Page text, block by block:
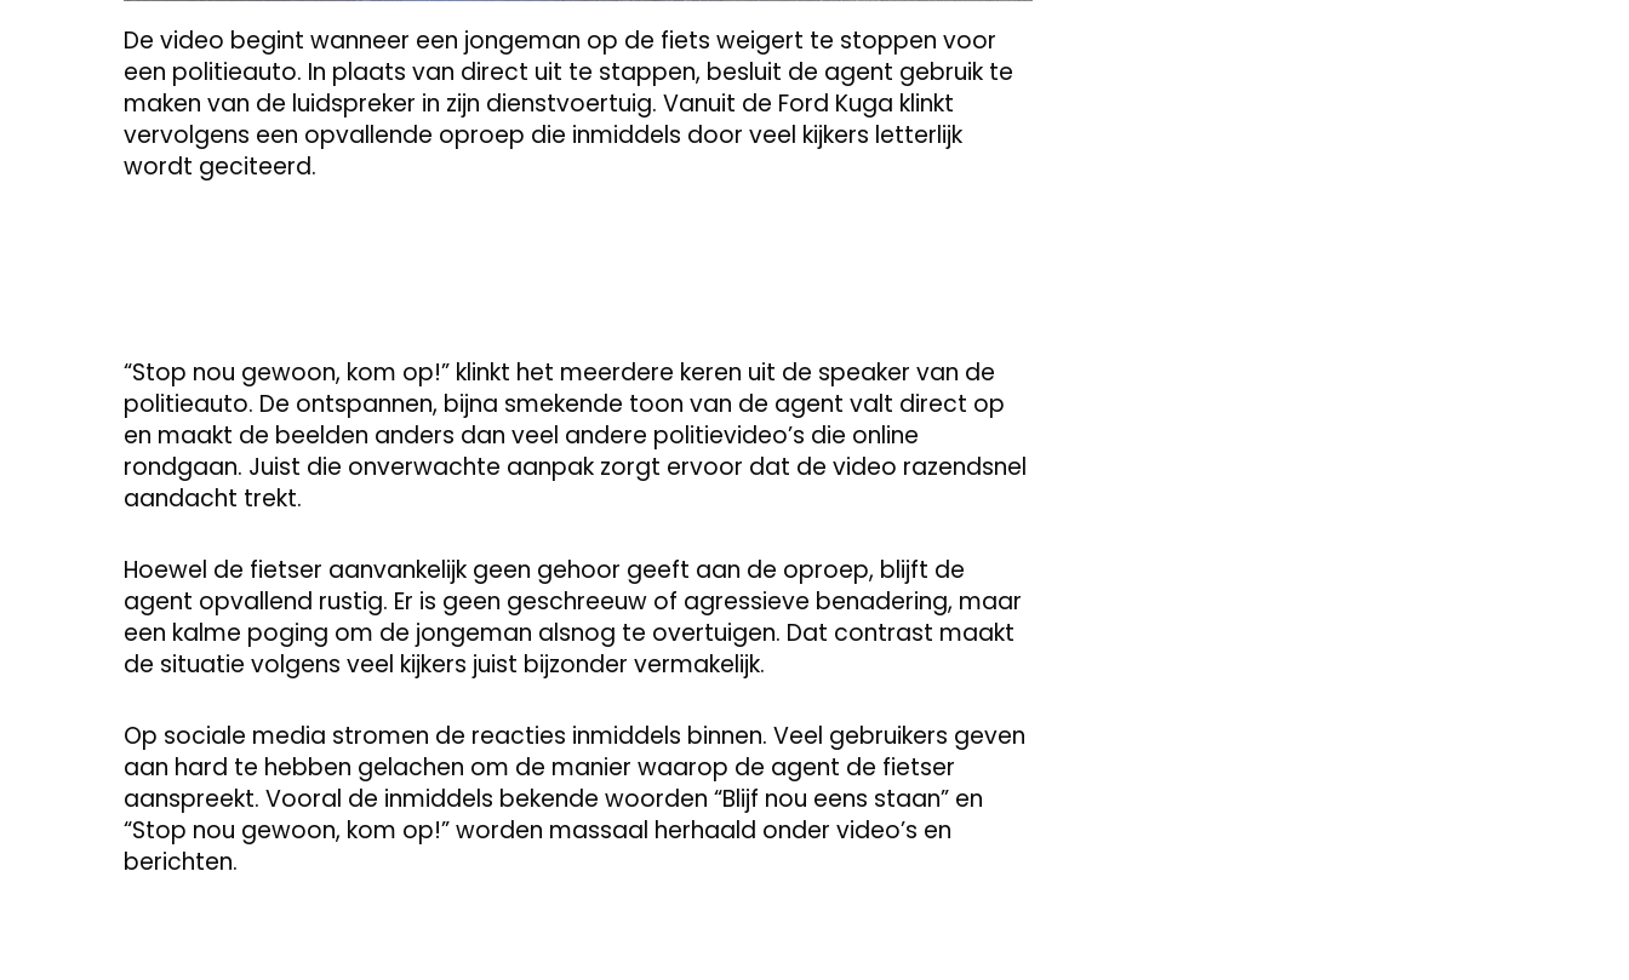
De video begint wanneer een jongeman op de fiets weigert te stoppen voor
een politieauto. In plaats van direct uit te stappen, besluit de agent gebruik te
maken van de luidspreker in zijn dienstvoertuig. Vanuit de Ford Kuga klinkt
vervolgens een opvallende oproep die inmiddels door veel kijkers letterlijk
wordt geciteerd.
“Stop nou gewoon, kom op!” klinkt het meerdere keren uit de speaker van de
politieauto. De ontspannen, bijna smekende toon van de agent valt direct op
en maakt de beelden anders dan veel andere politievideo’s die online
rondgaan. Juist die onverwachte aanpak zorgt ervoor dat de video razendsnel
aandacht trekt.
Hoewel de fietser aanvankelijk geen gehoor geeft aan de oproep, blijft de
agent opvallend rustig. Er is geen geschreeuw of agressieve benadering, maar
een kalme poging om de jongeman alsnog te overtuigen. Dat contrast maakt
de situatie volgens veel kijkers juist bijzonder vermakelijk.
Op sociale media stromen de reacties inmiddels binnen. Veel gebruikers geven
aan hard te hebben gelachen om de manier waarop de agent de fietser
aanspreekt. Vooral de inmiddels bekende woorden “Blijf nou eens staan” en
“Stop nou gewoon, kom op!” worden massaal herhaald onder video’s en
berichten.